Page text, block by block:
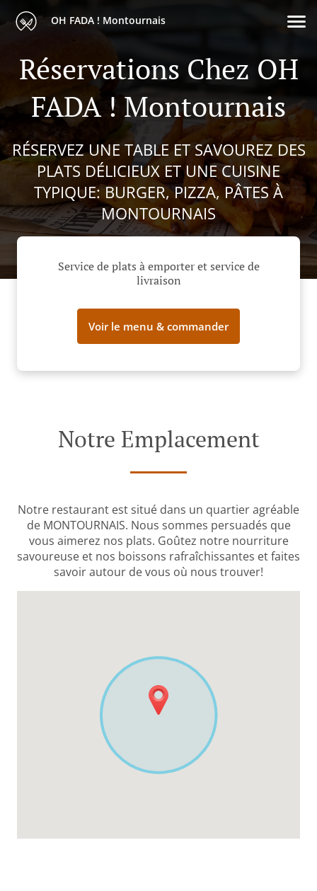
OH FADA ! Montournais
Réservations Chez OH
FADA ! Montournais
RÉSERVEZ UNE TABLE ET SAVOUREZ DES
PLATS DÉLICIEUX ET UNE CUISINE
TYPIQUE: BURGER, PIZZA, PÂTES À
MONTOURNAIS
Service de plats à emporter et service de
livraison
Voir le menu & commander
Notre Emplacement
Notre restaurant est situé dans un quartier agréable
de MONTOURNAIS. Nous sommes persuadés que
vous aimerez nos plats. Goûtez notre nourriture
savoureuse et nos boissons rafraîchissantes et faites
savoir autour de vous où nous trouver!